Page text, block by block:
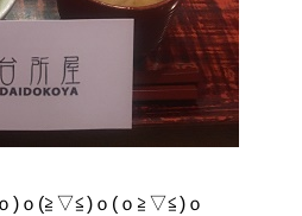
)ｏ(≧▽≦)ｏ(ｏ≧▽≦)ｏ